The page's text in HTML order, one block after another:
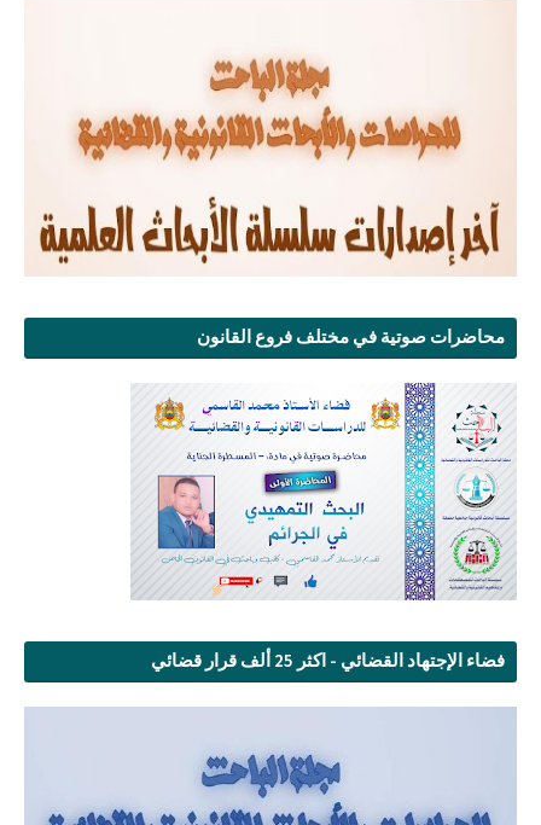
محاضرات صوتية في مختلف فروع القانون
فضاء الإجتهاد القضائي - اكثر 25 ألف قرار قضائي